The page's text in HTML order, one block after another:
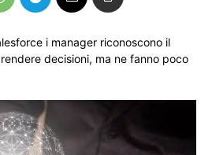
i manager riconoscono il
decisioni, ma ne fanno poco